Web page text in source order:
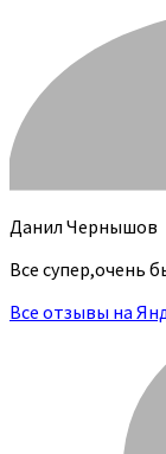
Данил Чернышов
Все супер,очень
Все отзывы на